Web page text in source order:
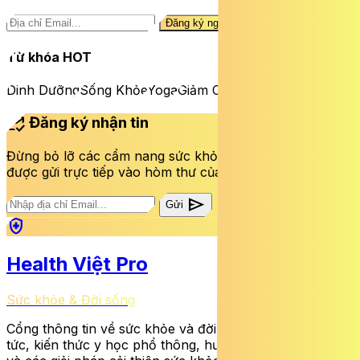
Đăng ký ngay
Từ khóa HOT
Dinh DưỡngSống KhỏeYogaGiảm Cân
mark_email_read Đăng ký nhận tin
Đừng bỏ lỡ các cẩm nang sức khỏe và bài viết mới nhất
được gửi trực tiếp vào hòm thư của bạn mỗi tuần.
Gửi send
health_and_safety
Health Việt Pro
Sức khỏe & Đời sống
Cổng thông tin về sức khỏe và đời sống cung cấp tin
tức, kiến thức y học phổ thông, hướng dẫn dinh dưỡng